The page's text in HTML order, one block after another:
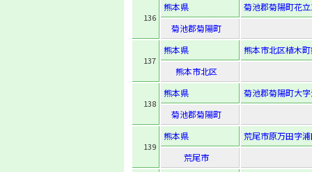
136
熊本県
菊池郡菊陽町花
菊池郡菊陽町
137
熊本県
熊本市北区植木
熊本市北区
138
熊本県
菊池郡菊陽町大
菊池郡菊陽町
139
熊本県
荒尾市原万田字
荒尾市